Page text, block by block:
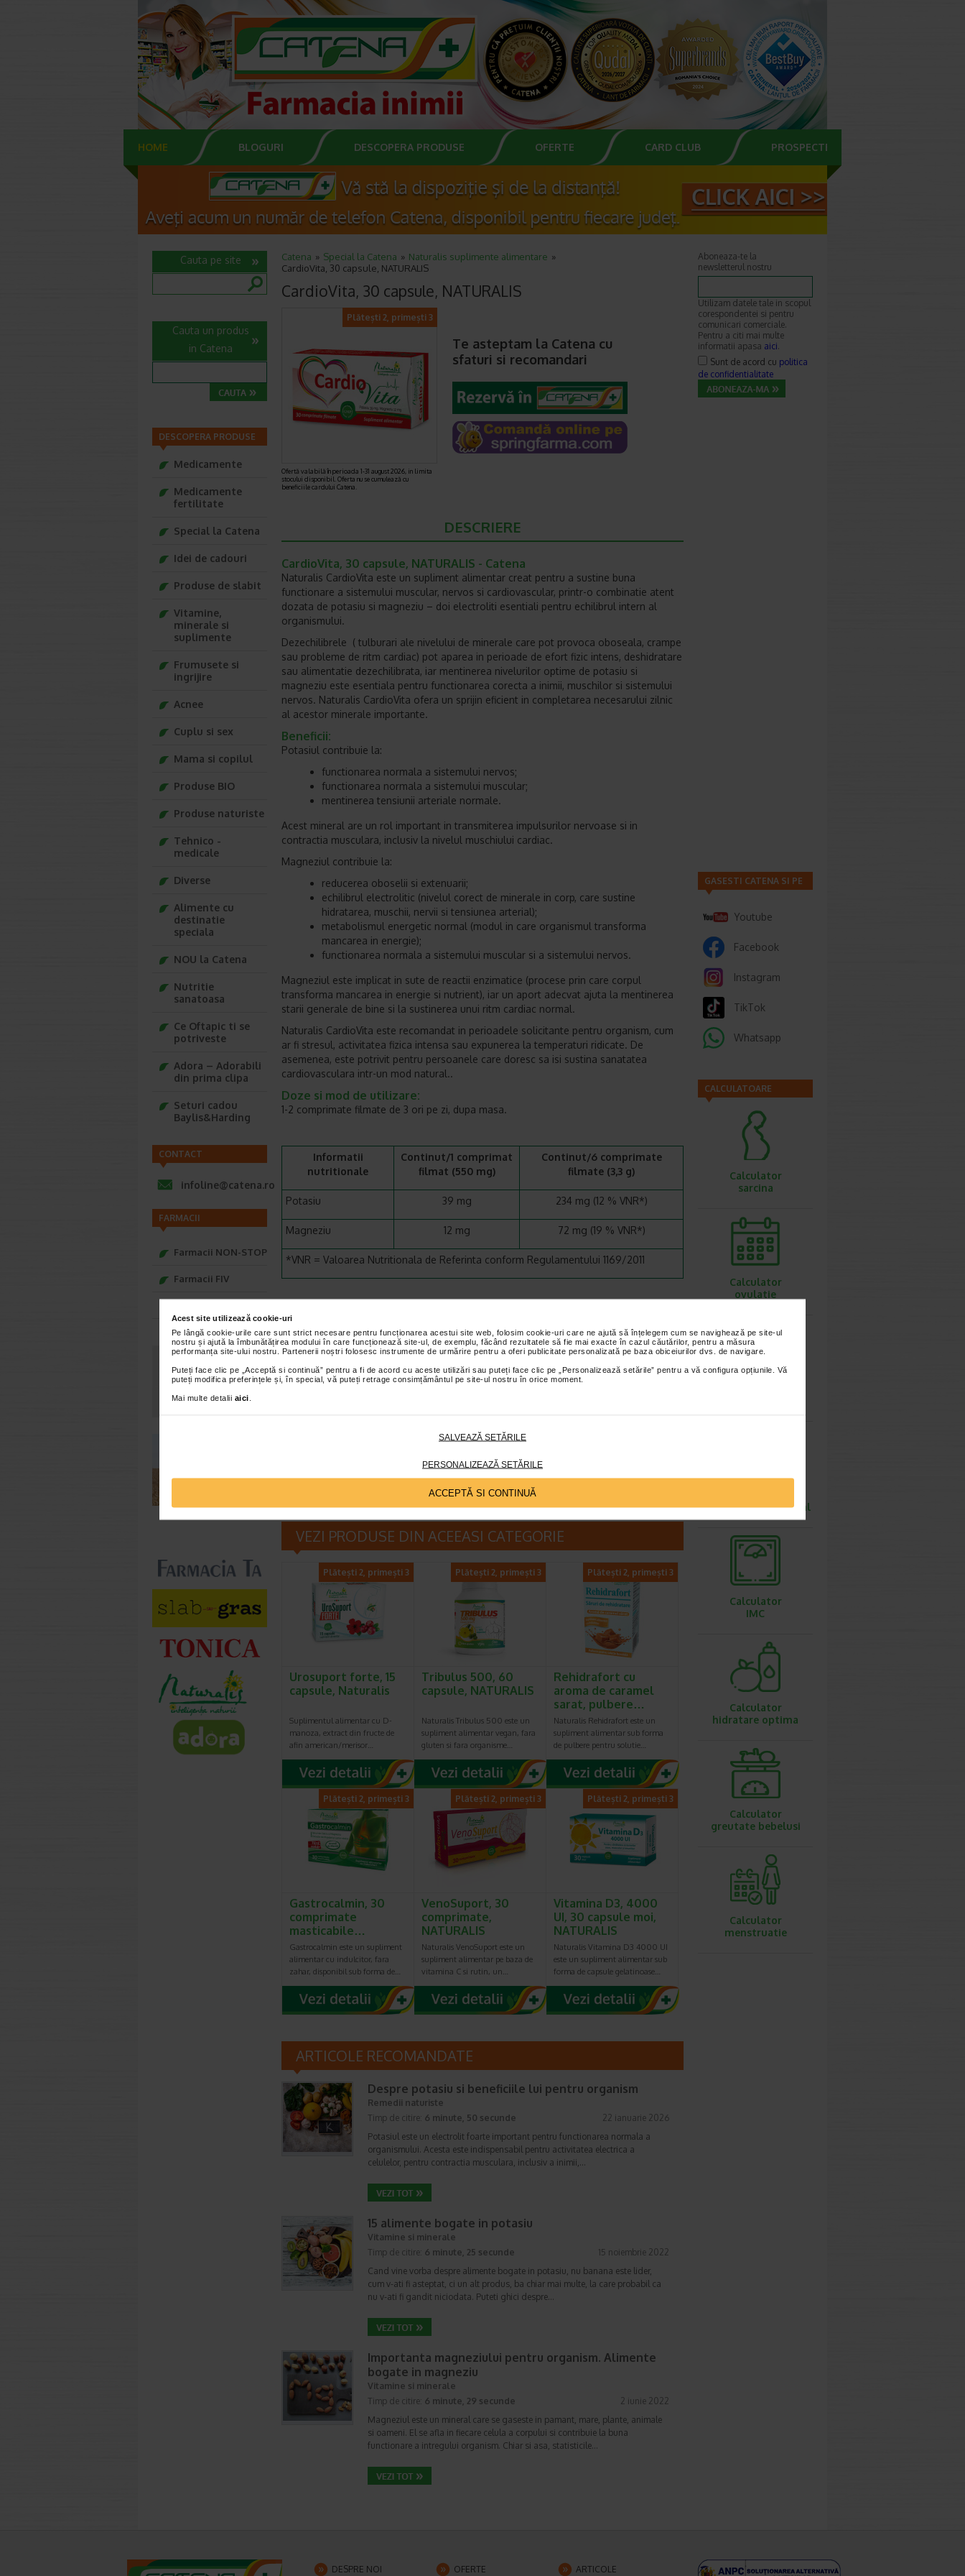
Acest site utilizează cookie-uri
Pe lângă cookie-urile care sunt strict necesare pentru funcționarea acestui site web, folosim cookie-uri care ne ajută să înțelegem cum se navighează pe site-ul
nostru și ajută la îmbunătățirea modului în care funcționează site-ul, de exemplu, făcând rezultatele să fie mai exacte în cazul căutărilor, pentru a măsura
performanța site-ului nostru. Partenerii noștri folosesc instrumente de urmărire pentru a oferi publicitate personalizată pe baza obiceiurilor dvs. de navigare.
Puteți face clic pe „Acceptă si continuă” pentru a fi de acord cu aceste utilizări sau puteți face clic pe „Personalizează setările” pentru a vă configura opțiunile. Vă
puteți modifica preferințele și, în special, vă puteți retrage consimțământul pe site-ul nostru în orice moment.
Mai multe detalii aici
SALVEAZĂ SETĂRILE
PERSONALIZEAZĂ SETĂRILE
ACCEPTĂ SI CONTINUĂ
HOME BLOGURI DESCOPERA PRODUSE OFERTE CARD CLUB PROSPECTE
Catena Special la Catena
Naturalis suplimente alimentare
CardioVita, 30 capsule, NATURALIS
CardioVita, 30 capsule, NATURALIS
Plătești 2, primești 3
Ofertă valabilă în perioada 1-31 august 2026, in limita
stocului disponibil. Oferta nu se cumulează cu
beneficiile cardului Catena.
Te asteptam la Catena cu
sfaturi si recomandari
DESCRIERE
CardioVita, 30 capsule, NATURALIS - Catena
Naturalis CardioVita este un supliment alimentar creat pentru a sustine buna
functionare a sistemului muscular, nervos si cardiovascular, printr-o combinatie atent
dozata de potasiu si magneziu – doi electroliti esentiali pentru echilibrul intern al
organismului.
Dezechilibrele ( tulburari ale nivelului de minerale care pot provoca oboseala, crampe
sau probleme de ritm cardiac) pot aparea in perioade de efort fizic intens, deshidratare
sau alimentatie dezechilibrata, iar mentinerea nivelurilor optime de potasiu si
magneziu este esentiala pentru functionarea corecta a inimii, muschilor si sistemului
nervos. Naturalis CardioVita ofera un sprijin eficient in completarea necesarului zilnic
al acestor minerale importante.
Beneficii:
Potasiul contribuie la:
functionarea normala a sistemului nervos;
functionarea normala a sistemului muscular;
mentinerea tensiunii arteriale normale.
Acest mineral are un rol important in transmiterea impulsurilor nervoase si in
contractia musculara, inclusiv la nivelul muschiului cardiac.
Magneziul contribuie la:
reducerea oboselii si extenuarii;
echilibrul electrolitic (nivelul corect de minerale in corp, care sustine
hidratarea, muschii, nervii si tensiunea arterial);
metabolismul energetic normal (modul in care organismul transforma
mancarea in energie);
functionarea normala a sistemului muscular si a sistemului nervos.
Magneziul este implicat in sute de reactii enzimatice (procese prin care corpul
transforma mancarea in energie si nutrient), iar un aport adecvat ajuta la mentinerea
starii generale de bine si la sustinerea unui ritm cardiac normal.
Naturalis CardioVita este recomandat in perioadele solicitante pentru organism, cum
ar fi stresul, activitatea fizica intensa sau expunerea la temperaturi ridicate. De
asemenea, este potrivit pentru persoanele care doresc sa isi sustina sanatatea
cardiovasculara intr-un mod natural..
Doze si mod de utilizare:
1-2 comprimate filmate de 3 ori pe zi, dupa masa.
Informatii
nutritionale
Continut/1 comprimat
filmat (550 mg)
Continut/6 comprimate
filmate (3,3 g)
Potasiu 39 mg 234 mg (12 % VNR*)
Magneziu 12 mg 72 mg (19 % VNR*)
*VNR = Valoarea Nutritionala de Referinta conform Regulamentului 1169/2011
Atentionari:
A nu se depasi doza recomandata pentru consumul zilnic.A nu se lasa la indemana si la vederea copiilor mici.Produsul este
un supliment alimentar si nu trebuie sa inlocuiasca o dieta variata si echilibrata si un stil de viata sanatos.Nu se
administreaza persoanelor cu sensibilitate la oricare dintre ingredientele produsului.
Produsul este contraindicat in cazul
hiperpotasemiei si/sau hipermagnezemiei de diverse etiologii.Daca suferiti de afectiuni cronice, insuficienta renala severa
Brand: NATURALIS
*Pentru pret te asteptam in cea mai apropiata farmacie Catena
VEZI PRODUSE DIN ACEEASI CATEGORIE
Plătești 2, primești 3
Urosuport forte, 15
capsule, Naturalis
Suplimentul alimentar cu D-
manoza, extract din fructe de
afin american/merisor…
Plătești 2, primești 3
Tribulus 500, 60
capsule, NATURALIS
Naturalis Tribulus 500 este un
supliment alimentar vegan, fara
gluten si fara organisme…
Plătești 2, primești 3
Rehidrafort cu
aroma de caramel
sarat, pulbere…
Naturalis Rehidrafort este un
supliment alimentar sub forma
de pulbere pentru solutie…
Plătești 2, primești 3
Gastrocalmin, 30
comprimate
masticabile…
Gastrocalmin este un supliment
alimentar cu indulcitor, fara
zahar, disponibil sub forma de…
Plătești 2, primești 3
VenoSuport, 30
comprimate,
NATURALIS
Naturalis VenoSuport este un
supliment alimentar pe baza de
vitamina C si rutin, un…
Plătești 2, primești 3
Vitamina D3, 4000
UI, 30 capsule moi,
NATURALIS
Naturalis Vitamina D3 4000 UI
este un supliment alimentar sub
forma de capsule gelatinoase…
ARTICOLE RECOMANDATE
Despre potasiu si beneficiile lui pentru organism
Remedii naturiste
Timp de citire: 6 minute, 50 secunde
22 ianuarie 2026
Potasiul este un electrolit foarte important pentru functionarea normala a
organismului. Acesta este indispensabil pentru activitatea electrica a
celulelor, pentru contractia musculara, inclusiv a inimii,…
15 alimente bogate in potasiu
Vitamine si minerale
Timp de citire: 6 minute, 25 secunde
15 noiembrie 2022
Cand vine vorba despre alimente bogate in potasiu, nu banana este lider,
cum v-ati fi asteptat, ci un alt produs, ba chiar mai multe, la care probabil ca
nu v-ati fi gandit niciodata. Puteti ghici despre…
Importanta magneziului pentru organism. Alimente
bogate in magneziu
Vitamine si minerale
Timp de citire: 6 minute, 29 secunde
2 iunie 2022
Magneziul este un mineral care se gaseste in pamant, mare, plante, animale
si oameni. El se afla in fiecare celula a corpului si contribuie la buna
functionare a intregului organism. Chiar si asa, statisticile…
Cauta pe site
Cauta un produs
in Catena
DESCOPERA PRODUSE
Medicamente
Medicamente
fertilitate
Special la Catena
Idei de cadouri
Produse de slabit
Vitamine,
minerale si
suplimente
Frumusete si
ingrijire
Acnee
Cuplu si sex
Mama si copilul
Produse BIO
Produse naturiste
Tehnico -
medicale
Diverse
Alimente cu
destinatie
speciala
NOU la Catena
Nutritie
sanatoasa
Ce Oftapic ti se
potriveste
Adora – Adorabili
din prima clipa
Seturi cadou
Baylis&Harding
CONTACT
infoline@catena.ro
FARMACII
Farmacii NON-STOP
Farmacii FIV
Aboneaza-te la
newsletterul nostru
Utilizam datele tale in scopul
corespondentei si pentru
comunicari comerciale.
Pentru a citi mai multe
informatii apasa aici.
Sunt de acord cu politica
de confidentialitate
GASESTI CATENA SI PE
Youtube
Facebook
Instagram
TikTok
Whatsapp
CALCULATOARE
Calculator
sarcina
Calculator
ovulatie
metabolismului bazal
Calculator
IMC
Calculator
hidratare optima
Calculator
greutate bebelusi
Calculator
menstruatie
DESPRE NOI OFERTE ARTICOLE